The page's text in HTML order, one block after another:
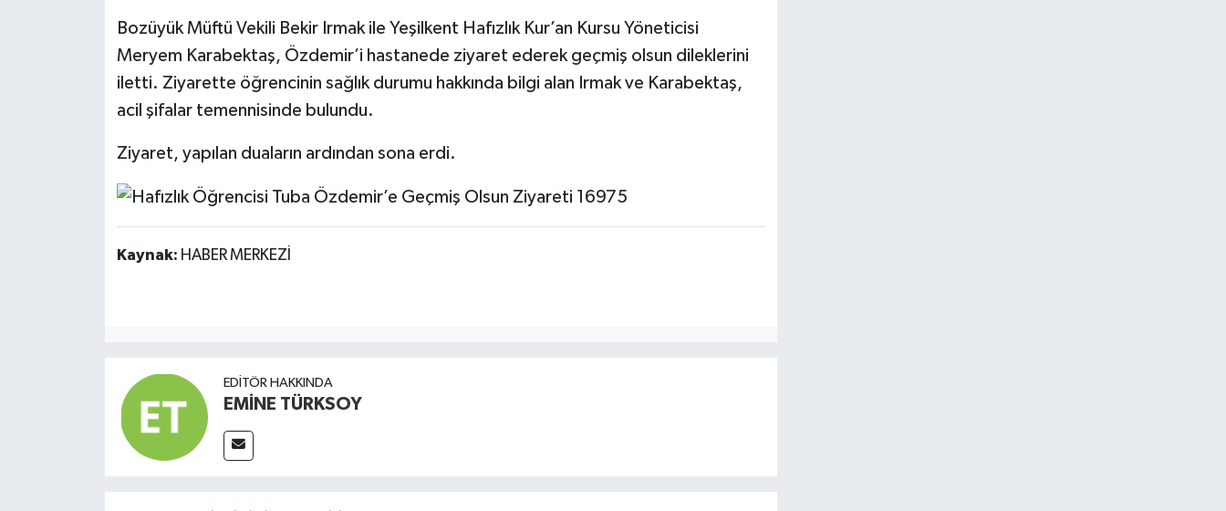
Bozüyük Müftü Vekili Bekir Irmak ile Yeşilkent Hafızlık Kur’an Kursu Yöneticisi
Meryem Karabektaş, Özdemir’i hastanede ziyaret ederek geçmiş olsun dileklerini
iletti. Ziyarette öğrencinin sağlık durumu hakkında bilgi alan Irmak ve Karabektaş,
acil şifalar temennisinde bulundu.
Ziyaret, yapılan duaların ardından sona erdi.
Kaynak: HABER MERKEZİ
EDITÖR HAKKINDA
EMİNE TÜRKSOY